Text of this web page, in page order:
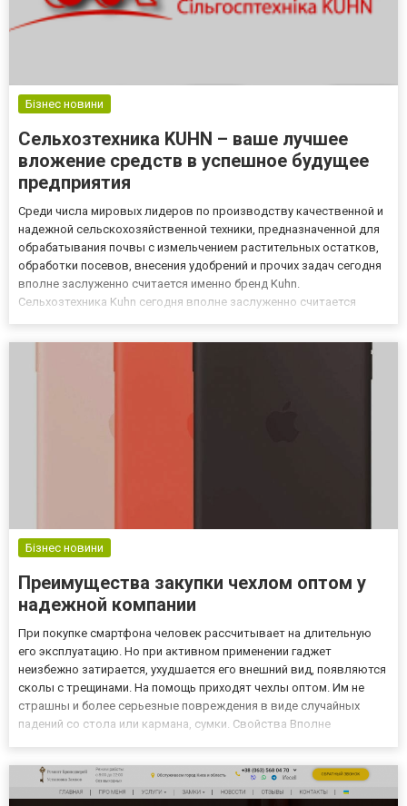
Бізнес новини
Сельхозтехника KUHN – ваше лучшее
вложение средств в успешное будущее
предприятия
Среди числа мировых лидеров по производству качественной и
надежной сельскохозяйственной техники, предназначенной для
обрабатывания почвы с измельчением растительных остатков,
обработки посевов, внесения удобрений и прочих задач сегодня
вполне заслуженно считается именно бренд Kuhn.
Сельхозтехника Kuhn сегодня вполне заслуженно считается
Бізнес новини
Преимущества закупки чехлом оптом у
надежной компании
При покупке смартфона человек рассчитывает на длительную
его эксплуатацию. Но при активном применении гаджет
неизбежно затирается, ухудшается его внешний вид, появляются
сколы с трещинами. На помощь приходят чехлы оптом. Им не
страшны и более серьезные повреждения в виде случайных
падений со стола или кармана, сумки. Свойства Вполне
предупреждается контакт с н...